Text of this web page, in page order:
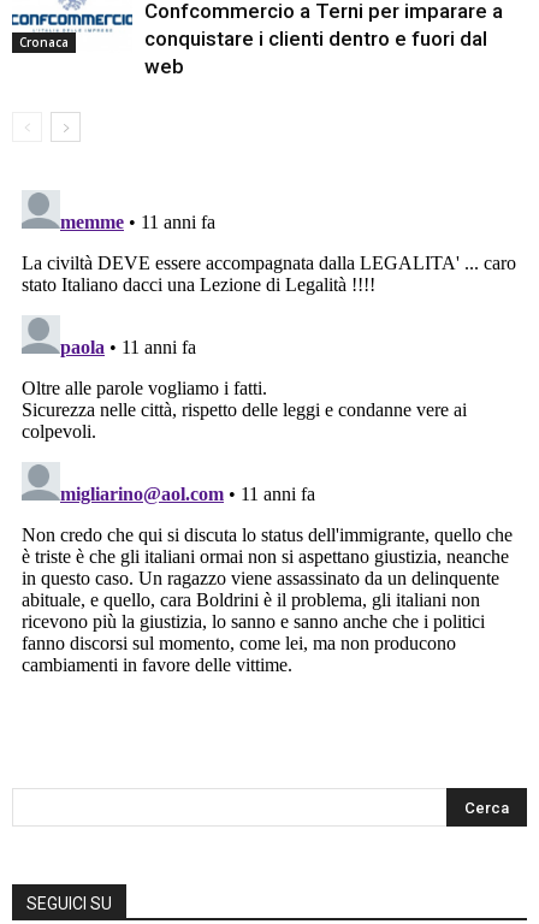
Cronaca
Confcommercio a Terni per imparare a
conquistare i clienti dentro e fuori dal
web
SEGUICI SU